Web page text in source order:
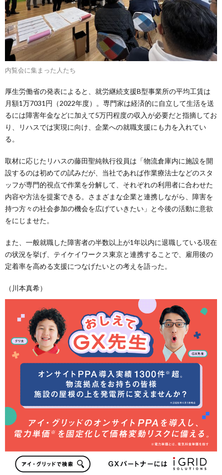
内覧会に集まった人たち
厚生労働省の発表によると、就労継続支援B型事業所の平均工賃は
月額1万7031円（2022年度）。専門家は経済的に自立して生活を送
るには障害年金などに加えて5万円程度の収入が必要だと指摘してお
り、リハスでは実現に向け、企業への就職支援にも力を入れてい
る。
取材に応じたリハスの藤田聖純執行役員は「物流倉庫内に施設を開
設するのは初めての試みだが、当社であれば作業療法士などのスタ
ッフが専門的視点で作業を分解して、それぞれの利用者に合わせた
内容や方法を提案できる。さまざまな企業と連携しながら、障害を
持つ方々の社会参加の機会を広げていきたい」と今後の活動に意欲
をにじませた。
また、一般就職した障害者の半数以上が1年以内に退職している現在
の状況を挙げ、テイケイワークス東京と連携することで、雇用後の
定着率を高める支援につなげたいとの考えを語った。
（川本真希）